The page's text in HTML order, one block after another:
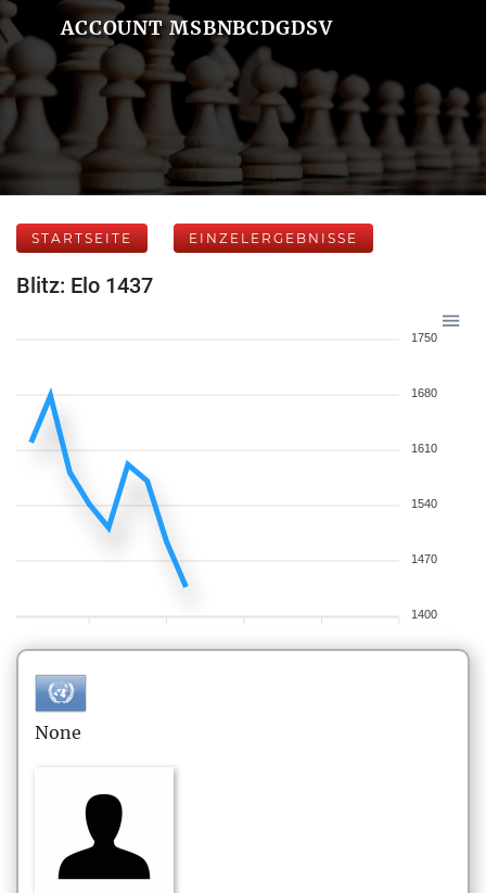
ACCOUNT MSBNBCDGDSV
STARTSEITE EINZELERGEBNISSE
Blitz: Elo 1437
1750
1680
1610
1540
1470
1400
None